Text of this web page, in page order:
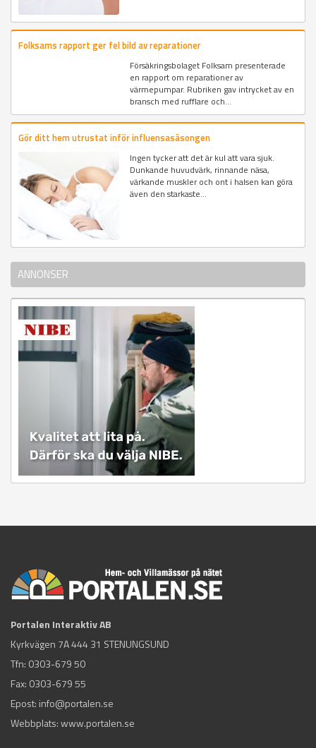
Folksams rapport ger fel bild av reparationer
Försäkringsbolaget Folksam presenterade
en rapport om reparationer av
värmepumpar. Rubriken gav intrycket av en
bransch med rufflare och...
Gör ditt hem utrustat inför influensasäsongen
Ingen tycker att det är kul att vara sjuk.
Dunkande huvudvärk, rinnande näsa,
värkande muskler och ont i halsen kan göra
även den starkaste...
ANNONSER
Portalen Interaktiv AB
Kyrkvägen 7A 444 31 STENUNGSUND
Tfn: 0303-679 50
Fax: 0303-679 55
Epost: info@portalen.se
Webbplats: www.portalen.se